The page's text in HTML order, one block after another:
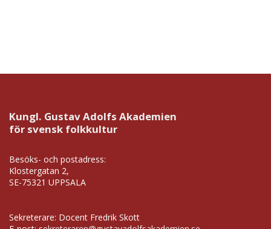
Kungl. Gustav Adolfs Akademien
för svensk folkkultur
Besöks- och postadress:
Klostergatan 2,
SE-75321 UPPSALA
Sekreterare: Docent Fredrik Skott